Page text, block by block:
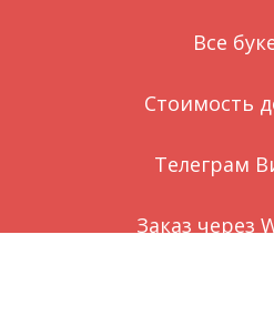
Все
Стоимость
Телеграм
Заказ через